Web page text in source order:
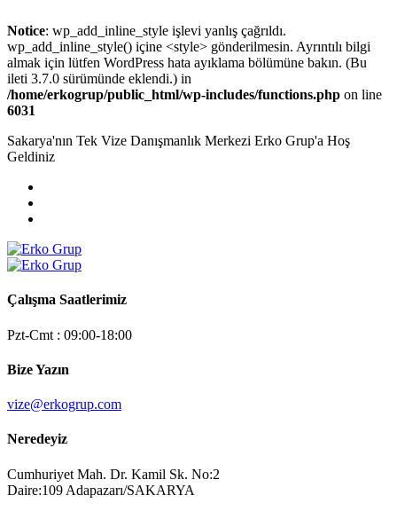
Notice: wp_add_inline_style işlevi yanlış çağrıldı.
wp_add_inline_style() içine <style> gönderilmesin. Ayrıntılı bilgi
almak için lütfen WordPress hata ayıklama bölümüne bakın. (Bu
ileti 3.7.0 sürümünde eklendi.) in
/home/erkogrup/public_html/wp-includes/functions.php on line
6031
Sakarya'nın Tek Vize Danışmanlık Merkezi Erko Grup'a Hoş
Geldiniz
Çalışma Saatlerimiz
Pzt-Cmt : 09:00-18:00
Bize Yazın
vize@erkogrup.com
Neredeyiz
Cumhuriyet Mah. Dr. Kamil Sk. No:2
Daire:109 Adapazarı/SAKARYA